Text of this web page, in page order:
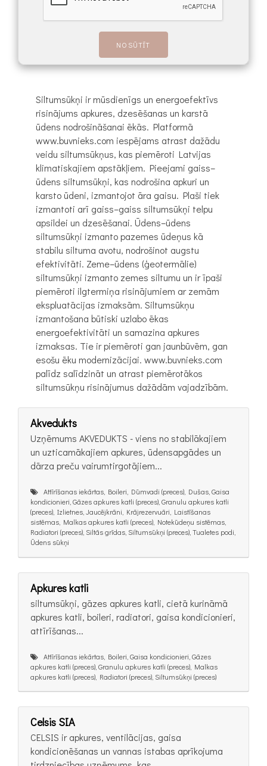
Siltumsūkņi ir mūsdienīgs un energoefektīvs
risinājums apkures, dzesēšanas un karstā
ūdens nodrošināšanai ēkās. Platformā
www.buvnieks.com iespējams atrast dažādu
veidu siltumsūkņus, kas piemēroti Latvijas
klimatiskajiem apstākļiem. Pieejami gaiss–
ūdens siltumsūkņi, kas nodrošina apkuri un
karsto ūdeni, izmantojot āra gaisu. Plaši tiek
izmantoti arī gaiss–gaiss siltumsūkņi telpu
apsildei un dzesēšanai. Ūdens–ūdens
siltumsūkņi izmanto pazemes ūdeņus kā
stabilu siltuma avotu, nodrošinot augstu
efektivitāti. Zeme–ūdens (ģeotermālie)
siltumsūkņi izmanto zemes siltumu un ir īpaši
piemēroti ilgtermiņa risinājumiem ar zemām
ekspluatācijas izmaksām. Siltumsūkņu
izmantošana būtiski uzlabo ēkas
energoefektivitāti un samazina apkures
izmaksas. Tie ir piemēroti gan jaunbūvēm, gan
esošu ēku modernizācijai. www.buvnieks.com
palīdz salīdzināt un atrast piemērotākos
siltumsūkņu risinājumus dažādām vajadzībām.
Akvedukts
Uzņēmums AKVEDUKTS - viens no stabilākajiem
un uzticamākajiem apkures, ūdensapgādes un
dārza preču vairumtirgotājiem...
Attīrīšanas iekārtas, Boileri, Dūmvadi (preces), Dušas, Gaisa
kondicionieri, Gāzes apkures katli (preces), Granulu apkures katli
(preces), Izlietnes, Jaucējkrāni, Krājrezervuāri, Laistīšanas
sistēmas, Malkas apkures katli (preces), Notekūdeņu sistēmas,
Radiatori (preces), Siltās grīdas, Siltumsūkņi (preces), Tualetes podi,
Ūdens sūkņi
Apkures katli
siltumsūkņi, gāzes apkures katli, cietā kurināmā
apkures katli, boileri, radiatori, gaisa kondicionieri,
attīrīšanas...
Attīrīšanas iekārtas, Boileri, Gaisa kondicionieri, Gāzes
apkures katli (preces), Granulu apkures katli (preces), Malkas
apkures katli (preces), Radiatori (preces), Siltumsūkņi (preces)
Celsis SIA
CELSIS ir apkures, ventilācijas, gaisa
kondicionēšanas un vannas istabas aprīkojuma